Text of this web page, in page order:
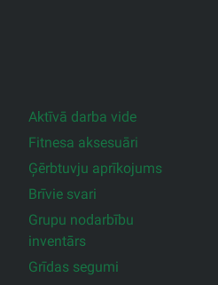
Aktīvā darba vide
Fitnesa aksesuāri
Ģērbtuvju aprīkojums
Brīvie svari
Grupu nodarbību
inventārs
Grīdas segumi